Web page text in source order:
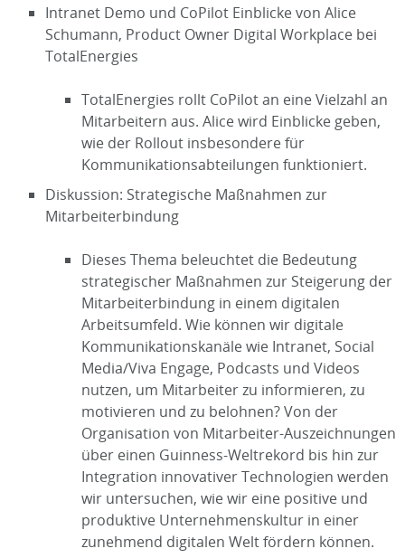
Intranet Demo und CoPilot Einblicke von Alice
Schumann, Product Owner Digital Workplace bei
TotalEnergies
TotalEnergies rollt CoPilot an eine Vielzahl an
Mitarbeitern aus. Alice wird Einblicke geben,
wie der Rollout insbesondere für
Kommunikationsabteilungen funktioniert.
Diskussion: Strategische Maßnahmen zur
Mitarbeiterbindung
Dieses Thema beleuchtet die Bedeutung
strategischer Maßnahmen zur Steigerung der
Mitarbeiterbindung in einem digitalen
Arbeitsumfeld. Wie können wir digitale
Kommunikationskanäle wie Intranet, Social
Media/Viva Engage, Podcasts und Videos
nutzen, um Mitarbeiter zu informieren, zu
motivieren und zu belohnen? Von der
Organisation von Mitarbeiter-Auszeichnungen
über einen Guinness-Weltrekord bis hin zur
Integration innovativer Technologien werden
wir untersuchen, wie wir eine positive und
produktive Unternehmenskultur in einer
zunehmend digitalen Welt fördern können.